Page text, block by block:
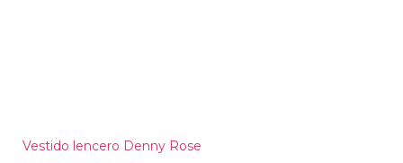
Vestido lencero Denny Rose